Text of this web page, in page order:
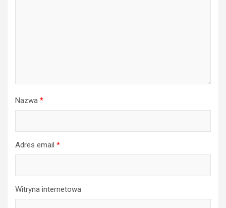
Nazwa *
Adres email *
Witryna internetowa